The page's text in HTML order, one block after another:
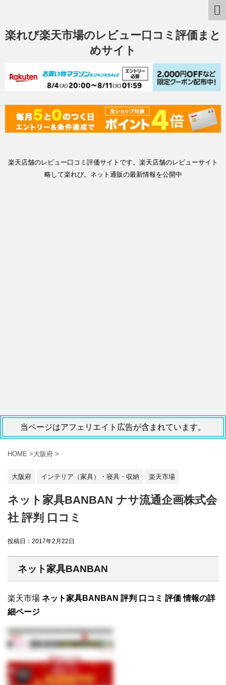
楽れび楽天市場のレビュー口コミ評価まと
めサイト
楽天店舗のレビュー口コミ評価サイトです。楽天店舗のレビューサイト
略して楽れび。ネット通販の最新情報を公開中
当ページはアフェリエイト広告が含まれています。
HOME >大阪府 >
大阪府 インテリア（家具）・寝具・収納 楽天市場
ネット家具BANBAN ナサ流通企画株式会
社 評判 口コミ
投稿日： 2017年2月22日
ネット家具BANBAN
楽天市場 ネット家具BANBAN 評判 口コミ 評価 情報の詳
細ページ